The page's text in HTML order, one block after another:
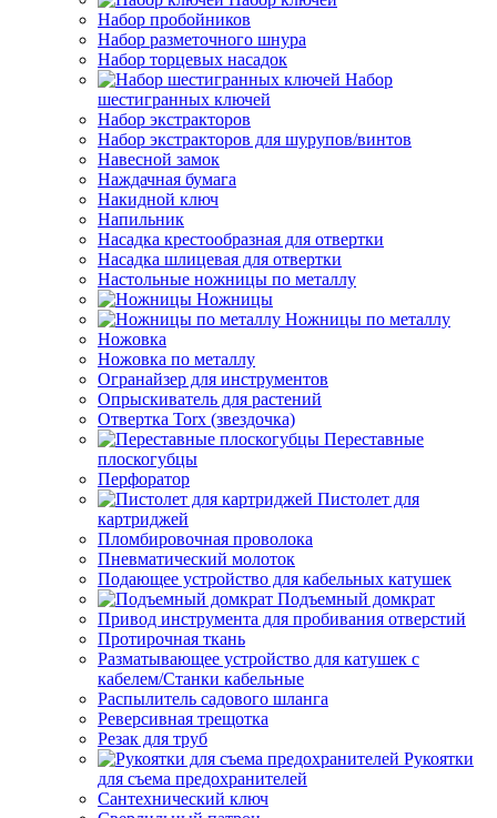
Набор пробойников
Набор разметочного шнура
Набор торцевых насадок
Набор
шестигранных ключей
Набор экстракторов
Набор экстракторов для шурупов/винтов
Навесной замок
Наждачная бумага
Накидной ключ
Напильник
Насадка крестообразная для отвертки
Насадка шлицевая для отвертки
Настольные ножницы по металлу
Ножницы
Ножницы по металлу
Ножовка
Ножовка по металлу
Огранайзер для инструментов
Опрыскиватель для растений
Отвертка Torx (звездочка)
Переставные
плоскогубцы
Перфоратор
Пистолет для
картриджей
Пломбировочная проволока
Пневматический молоток
Подающее устройство для кабельных катушек
Подъемный домкрат
Привод инструмента для пробивания отверстий
Протирочная ткань
Разматывающее устройство для катушек с
кабелем/Станки кабельные
Распылитель садового шланга
Реверсивная трещотка
Резак для труб
Рукоятки
для съема предохранителей
Сантехнический ключ